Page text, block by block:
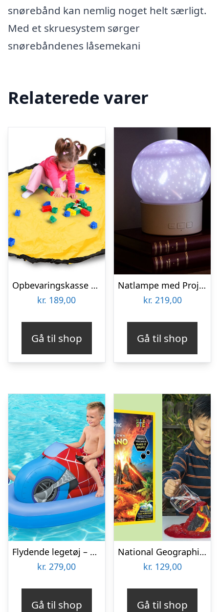
snørebånd kan nemlig noget helt særligt.
Med et skruesystem sørger
snørebåndenes låsemekani
Relaterede varer
Opbevaringskasse med Legetæppe – Spralla
kr. 189,00
Gå til shop
Natlampe med Projektoreffekt og Højttaler
kr. 219,00
Gå til shop
Flydende legetøj – Bestway Spiderman Ride-On
kr. 279,00
Gå til shop
National Geographic Build Your Own Volcano
kr. 129,00
Gå til shop